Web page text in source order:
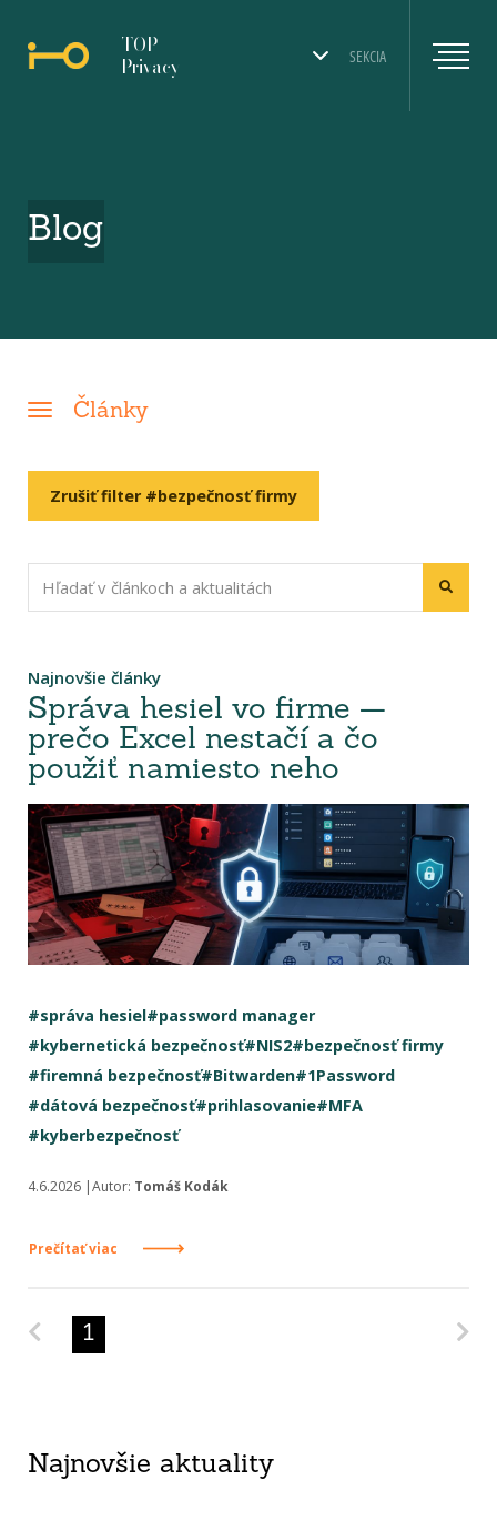
SEKCIA
TOP
Privacy
Blog
Články
Zrušiť filter #bezpečnosť firmy
Najnovšie články
Správa hesiel vo firme —
prečo Excel nestačí a čo
použiť namiesto neho
#správa hesiel#password manager
#kybernetická bezpečnosť#NIS2#bezpečnosť firmy
#firemná bezpečnosť#Bitwarden#1Password
#dátová bezpečnosť#prihlasovanie#MFA
#kyberbezpečnosť
4.6.2026 |Autor: Tomáš Kodák
Prečítať viac
Predchádzajúca strana
1
Najnovšie aktuality